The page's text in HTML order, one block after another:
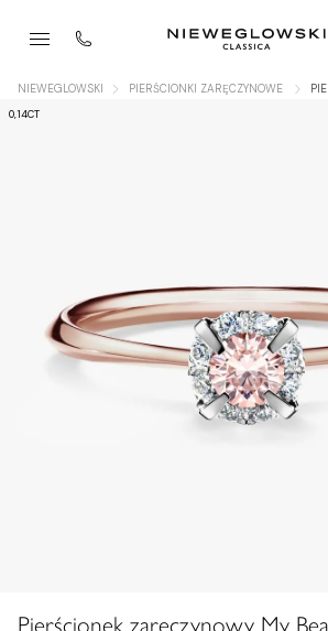
NIEWEGLOWSKI PIERŚCIONKI ZARĘCZYNOWE
0,14CT
Pierścionek zaręczynowy My